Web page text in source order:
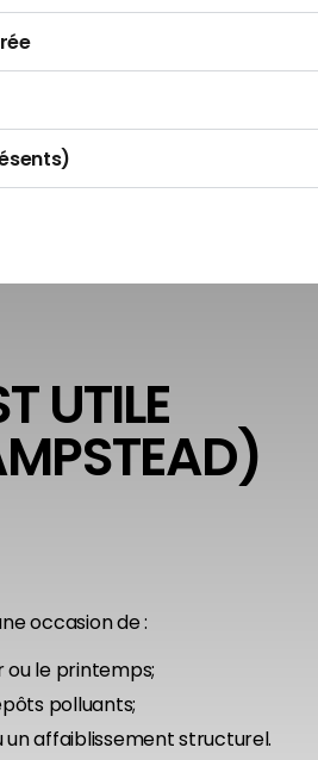
UTILE
occasion de :
ou le printemps;
polluants;
affaiblissement structurel.